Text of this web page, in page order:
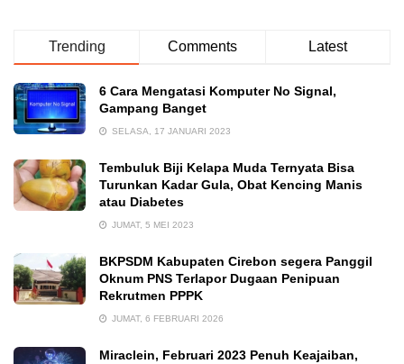
Trending Comments Latest
6 Cara Mengatasi Komputer No Signal,
Gampang Banget
SELASA, 17 JANUARI 2023
Tembuluk Biji Kelapa Muda Ternyata Bisa
Turunkan Kadar Gula, Obat Kencing Manis
atau Diabetes
JUMAT, 5 MEI 2023
BKPSDM Kabupaten Cirebon segera Panggil
Oknum PNS Terlapor Dugaan Penipuan
Rekrutmen PPPK
JUMAT, 6 FEBRUARI 2026
Miraclein, Februari 2023 Penuh Keajaiban,